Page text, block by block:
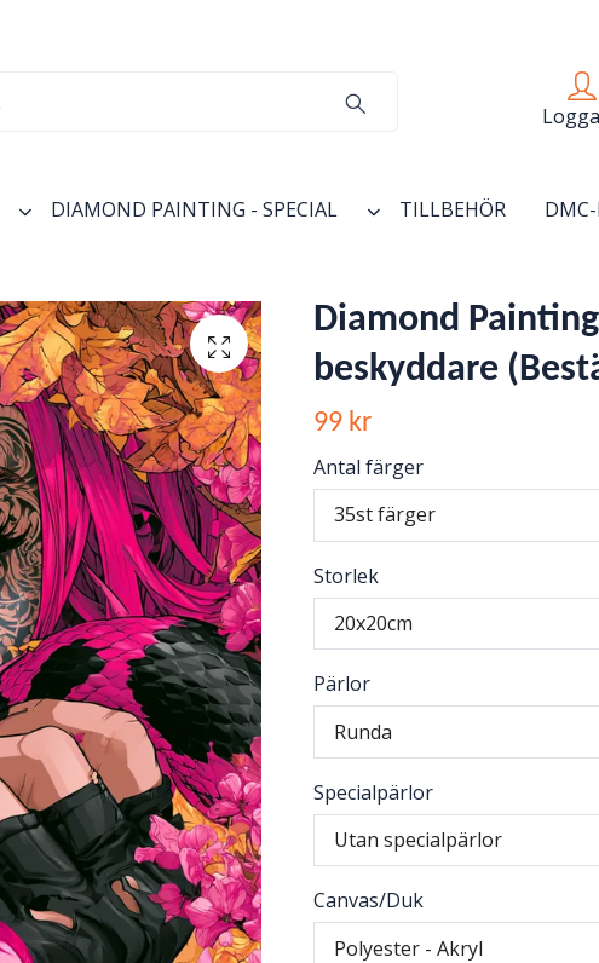
DIAMOND PAINTING - SPECIAL TILLBEHÖR DMC-
Diamond
beskyddare
99 kr
Antal färger
35st färger
Storlek
20x20cm
Pärlor
Runda
Specialpärlor
Utan specialpärlor
Canvas/Duk
Polyester - Akryl